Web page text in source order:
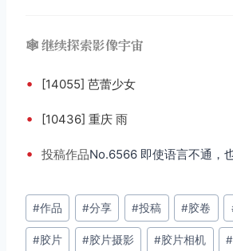
🕸️ 继续探索影像宇宙
• [14055] 芭蕾少女
• [10436] 重庆 雨
• 投稿作品No.6566 即使语言不通，
文
章
标
#作品 #分享 #投稿 #胶卷
#胶片 #胶片摄影 #胶片相机 #